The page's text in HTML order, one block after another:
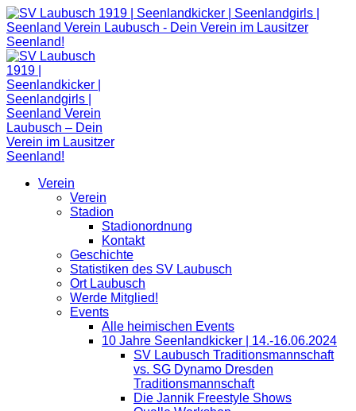
Zum
Inhalt
springen
Verein
Verein
Stadion
Stadionordnung
Kontakt
Geschichte
Statistiken des SV Laubusch
Ort Laubusch
Werde Mitglied!
Events
Alle heimischen Events
10 Jahre Seenlandkicker | 14.-16.06.2024
SV Laubusch Traditionsmannschaft
vs. SG Dynamo Dresden
Traditionsmannschaft
Die Jannik Freestyle Shows